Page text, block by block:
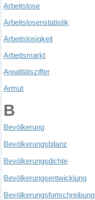
Arbeitslose
Arbeitslosenstatistik
Arbeitslosigkeit
Arbeitsmarkt
Arealitätsziffer
Armut
B
Bevö lkerung
Bevö lkerungsbilanz
Bevö lkerungsdichte
Bevö lkerungsentwicklung
Bevö lkerungsfortschreibung